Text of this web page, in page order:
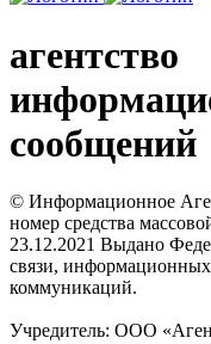
агентство
сообщений
© Информационное
номер средства
23.12.2021 Выдано
связи,
коммуникаций.
Учредитель: ООО